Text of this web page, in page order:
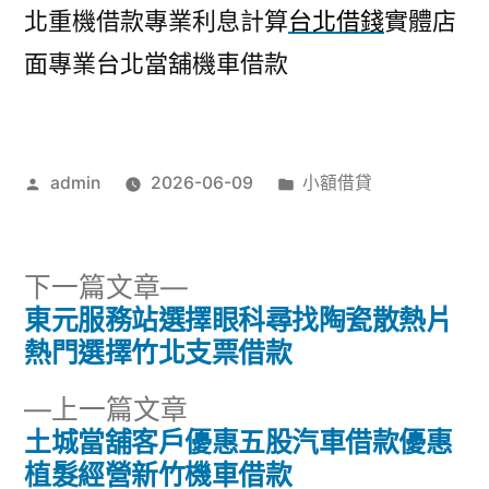
北重機借款專業利息計算台北借錢實體店
面專業台北當舖機車借款
作
admin 2026-06-09
分
小額借貸
文
導
上一篇文章
一
篇
土城當舖客戶優惠五股汽車借款優惠
植髮經營新竹機車借款
下一篇文章
下
一
篇
東元服務站選擇眼科尋找陶瓷散熱片
熱門選擇竹北支票借款